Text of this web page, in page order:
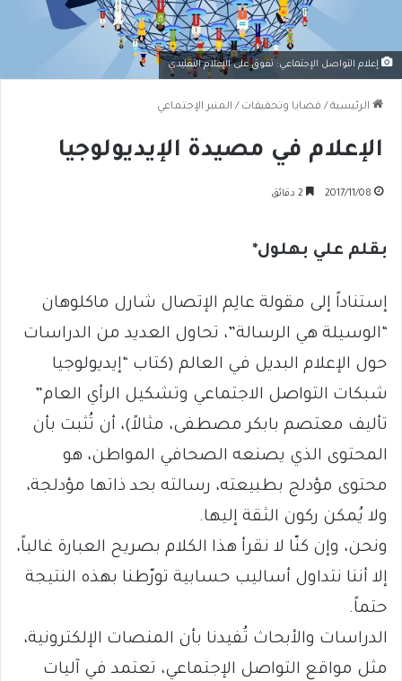
إعلام التواصل الإجتماعي: تفوق على الإعلام التقليدي
الرئيسية / قضايا وتحقيقات / المنبر الإجتماعي
الإعلام في مصيدة الإيديولوجيا
2017/11/08
بقلم علي بهلول*
إستناداً إلى مقولة عالِم الإتصال شارل ماكلوهان
“الوسيلة هي الرسالة”، تحاول العديد من الدراسات
حول الإعلام البديل في العالم (كتاب “إيديولوجيا
شبكات التواصل الاجتماعي وتشكيل الرأي العام”
تأليف معتصم بابكر مصطفى، مثالاً)، أن تُثبت بأن
المحتوى الذي يصنعه الصحافي المواطن، هو
محتوى مؤدلج بطبيعته، رسالته بحد ذاتها مؤدلجة،
ولا يُمكن ركون الثقة إليها.
ونحن، وإن كنّا لا نقرأ هذا الكلام بصريح العبارة غالباً،
إلا أننا نتداول أساليب حسابية تورّطنا بهذه النتيجة
حتماً.
الدراسات والأبحاث تُفيدنا بأن المنصات الإلكترونية،
مثل مواقع التواصل الإجتماعي، تعتمد في آليات